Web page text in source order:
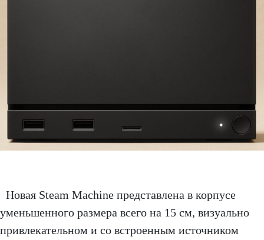
Новая Steam Machine представлена в корпусе
уменьшенного размера всего на 15 см, визуально
привлекательном и со встроенным источником